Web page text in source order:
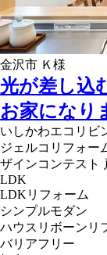
金沢市 Ｋ様
光が差し込
お家になり
いしかわエコリビ
ジェルコリフォ
ザインコンテスト
LDK
LDKリフォーム
シンプルモダン
ハウスリボーンリ
バリアフリー